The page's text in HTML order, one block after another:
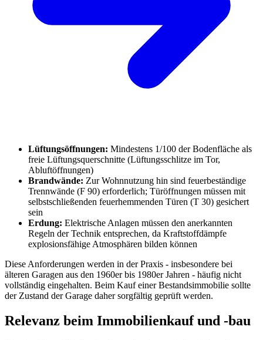
Lüftungsöffnungen: Mindestens 1/100 der Bodenfläche als
freie Lüftungsquerschnitte (Lüftungsschlitze im Tor,
Abluftöffnungen)
Brandwände: Zur Wohnnutzung hin sind feuerbeständige
Trennwände (F 90) erforderlich; Türöffnungen müssen mit
selbstschließenden feuerhemmenden Türen (T 30) gesichert
sein
Erdung: Elektrische Anlagen müssen den anerkannten
Regeln der Technik entsprechen, da Kraftstoffdämpfe
explosionsfähige Atmosphären bilden können
Diese Anforderungen werden in der Praxis - insbesondere bei
älteren Garagen aus den 1960er bis 1980er Jahren - häufig nicht
vollständig eingehalten. Beim Kauf einer Bestandsimmobilie sollte
der Zustand der Garage daher sorgfältig geprüft werden.
Relevanz beim Immobilienkauf und -bau